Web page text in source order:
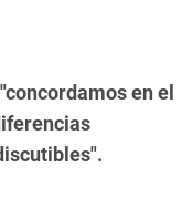
en el